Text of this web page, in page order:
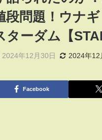
段問題！ウナ
ターダム【
2024年12月30日 2024年12
Facebook